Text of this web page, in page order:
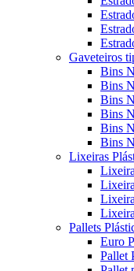
Gaveteiros
Bins
Bins
Bins
Bins
Bins
Bins
Lixeiras
Pallets
Euro
Pallet